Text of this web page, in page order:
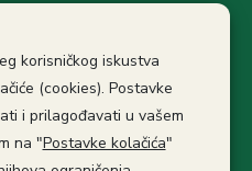
korisničkog iskustva
(cookies). Postavke
i prilagođavati u vašem
na "Postavke kolačića"